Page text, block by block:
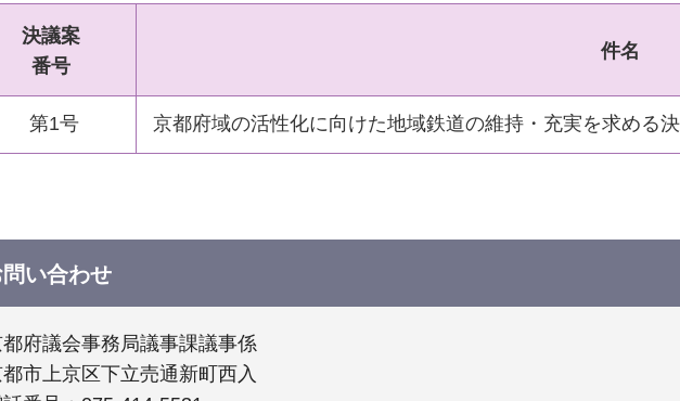
決議案
番号
件名
第1号 京都府域の活性化に向けた地域鉄道の維持・充実を求める
い合わせ
府議会事務局議事課議事係
市上京区下立売通新町西入